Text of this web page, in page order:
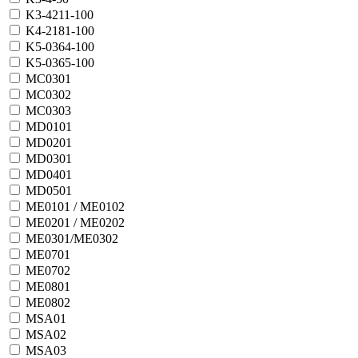
K3-4211-100
K4-2181-100
K5-0364-100
K5-0365-100
MC0301
MC0302
MC0303
MD0101
MD0201
MD0301
MD0401
MD0501
ME0101 / ME0102
ME0201 / ME0202
ME0301/ME0302
ME0701
ME0702
ME0801
ME0802
MSA01
MSA02
MSA03